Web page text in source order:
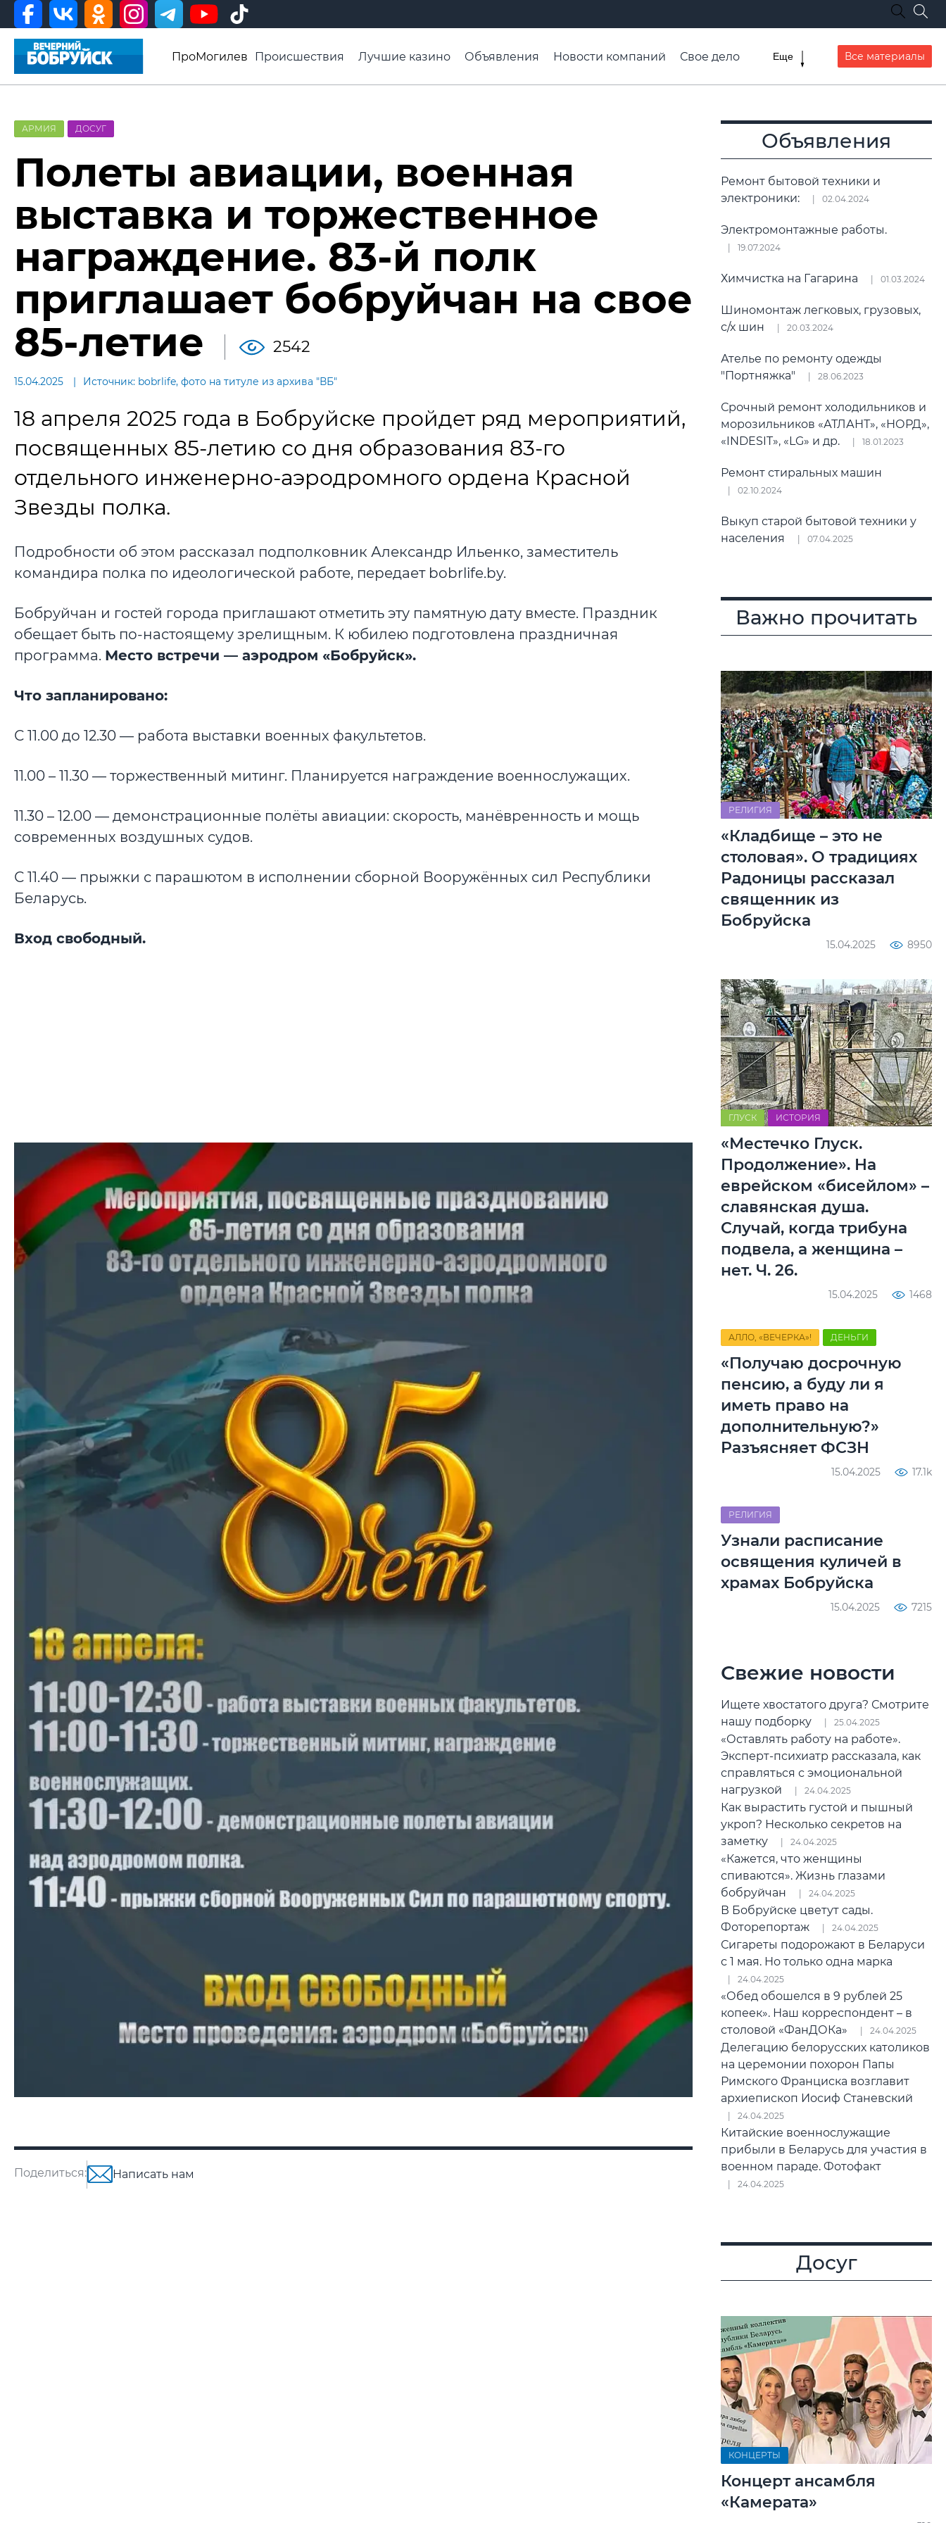
ПроМогилев Происшествия Лучшие казино Объявления Новости компаний
Свое дело
Видео ВБ
Еще Все материалы
АРМИЯ ДОСУГ
Полеты авиации, военная
выставка и торжественное
награждение. 83-й полк
приглашает бобруйчан на свое
85-летие
2542
15.04.2025 Источник: bobrlife, фото на титуле из архива "ВБ"
18 апреля 2025 года в Бобруйске пройдет ряд мероприятий,
посвященных 85-летию со дня образования 83-го
отдельного инженерно-аэродромного ордена Красной
Звезды полка.
Подробности об этом рассказал подполковник Александр Ильенко, заместитель
командира полка по идеологической работе, передает bobrlife.by.
Бобруйчан и гостей города приглашают отметить эту памятную дату вместе. Праздник
обещает быть по-настоящему зрелищным. К юбилею подготовлена праздничная
программа. Место встречи — аэродром «Бобруйск».
Что запланировано:
С 11.00 до 12.30 — работа выставки военных факультетов.
11.00 – 11.30 — торжественный митинг. Планируется награждение военнослужащих.
11.30 – 12.00 — демонстрационные полёты авиации: скорость, манёвренность и мощь
современных воздушных судов.
С 11.40 — прыжки с парашютом в исполнении сборной Вооружённых сил Республики
Беларусь.
Вход свободный.
Поделиться: Написать нам
Объявления
Ремонт бытовой техники и
электроники:
02.04.2024
Электромонтажные работы.
19.07.2024
Химчистка на Гагарина 01.03.2024
Шиномонтаж легковых, грузовых,
с/х шин
20.03.2024
Ателье по ремонту одежды
"Портняжка"
28.06.2023
Срочный ремонт холодильников и
морозильников «АТЛАНТ», «НОРД»,
«INDESIT», «LG» и др.
18.01.2023
Ремонт стиральных машин
02.10.2024
Выкуп старой бытовой техники у
населения
07.04.2025
Важно прочитать
РЕЛИГИЯ
«Кладбище – это не
столовая». О традициях
Радоницы рассказал
священник из
Бобруйска
15.04.2025 8950
ГЛУСК ИСТОРИЯ
«Местечко Глуск.
Продолжение». На
еврейском «бисейлом» –
славянская душа.
Случай, когда трибуна
подвела, а женщина –
нет. Ч. 26.
15.04.2025 1468
АЛЛО, «ВЕЧЕРКА»! ДЕНЬГИ
«Получаю досрочную
пенсию, а буду ли я
иметь право на
дополнительную?»
Разъясняет ФСЗН
15.04.2025 17.1k
РЕЛИГИЯ
Узнали расписание
освящения куличей в
храмах Бобруйска
15.04.2025 7215
Свежие новости
Ищете хвостатого друга? Смотрите
нашу подборку
25.04.2025
«Оставлять работу на работе».
Эксперт-психиатр рассказала, как
справляться с эмоциональной
нагрузкой
24.04.2025
Как вырастить густой и пышный
укроп? Несколько секретов на
заметку
24.04.2025
«Кажется, что женщины
спиваются». Жизнь глазами
бобруйчан
24.04.2025
В Бобруйске цветут сады.
Фоторепортаж
24.04.2025
Сигареты подорожают в Беларуси
с 1 мая. Но только одна марка
24.04.2025
«Обед обошелся в 9 рублей 25
копеек». Наш корреспондент – в
столовой «ФанДОКа»
24.04.2025
Делегацию белорусских католиков
на церемонии похорон Папы
Римского Франциска возглавит
архиепископ Иосиф Станевский
24.04.2025
Китайские военнослужащие
прибыли в Беларусь для участия в
военном параде. Фотофакт
24.04.2025
Досуг
КОНЦЕРТЫ
Концерт ансамбля
«Камерата»